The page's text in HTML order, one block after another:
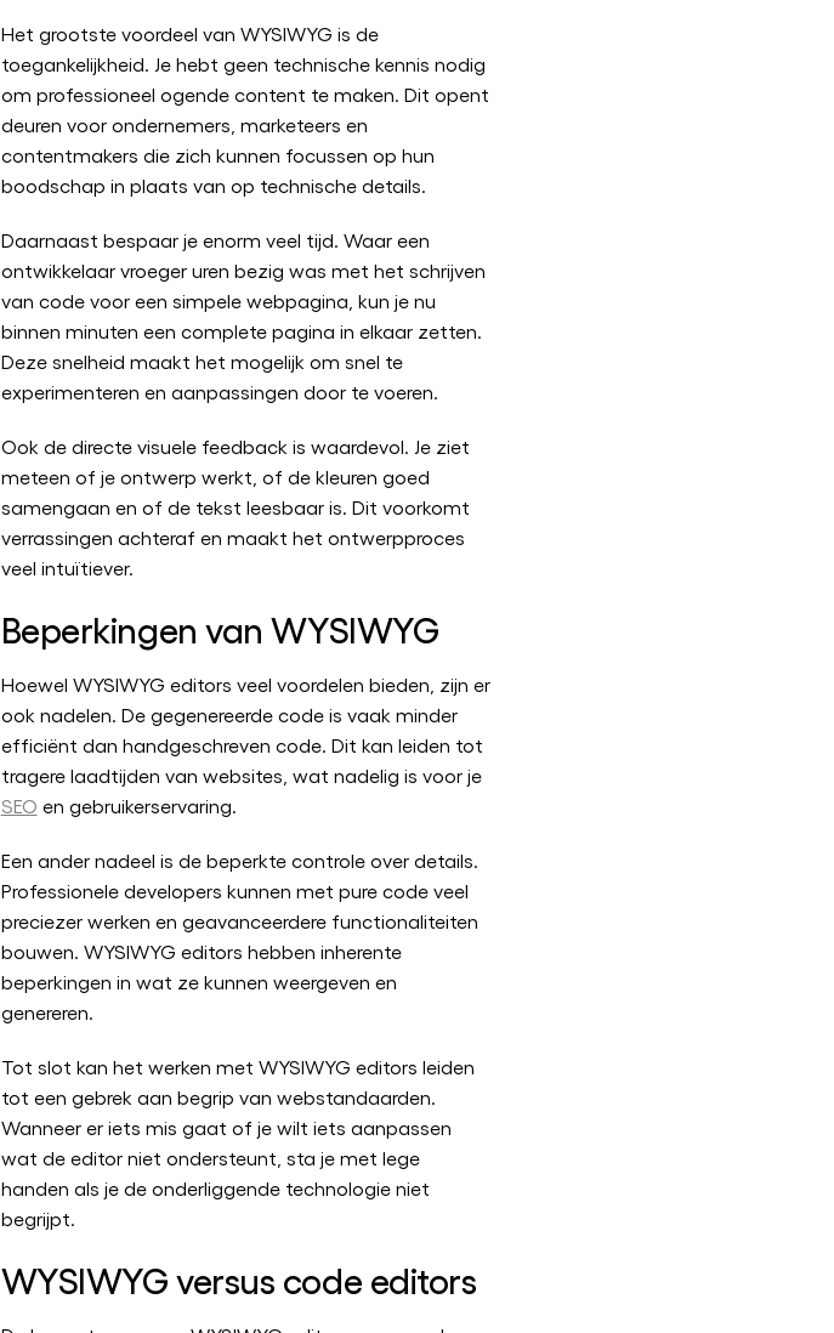
Het grootste voordeel van WYSIWYG is de
toegankelijkheid. Je hebt geen technische kennis nodig
om professioneel ogende content te maken. Dit opent
deuren voor ondernemers, marketeers en
contentmakers die zich kunnen focussen op hun
boodschap in plaats van op technische details.
Daarnaast bespaar je enorm veel tijd. Waar een
ontwikkelaar vroeger uren bezig was met het schrijven
van code voor een simpele webpagina, kun je nu
binnen minuten een complete pagina in elkaar zetten.
Deze snelheid maakt het mogelijk om snel te
experimenteren en aanpassingen door te voeren.
Ook de directe visuele feedback is waardevol. Je ziet
meteen of je ontwerp werkt, of de kleuren goed
samengaan en of de tekst leesbaar is. Dit voorkomt
verrassingen achteraf en maakt het ontwerpproces
veel intuïtiever.
Beperkingen van WYSIWYG
Hoewel WYSIWYG editors veel voordelen bieden, zijn er
ook nadelen. De gegenereerde code is vaak minder
efficiënt dan handgeschreven code. Dit kan leiden tot
tragere laadtijden van websites, wat nadelig is voor je
SEO en gebruikerservaring.
Een ander nadeel is de beperkte controle over details.
Professionele developers kunnen met pure code veel
preciezer werken en geavanceerdere functionaliteiten
bouwen. WYSIWYG editors hebben inherente
beperkingen in wat ze kunnen weergeven en
genereren.
Tot slot kan het werken met WYSIWYG editors leiden
tot een gebrek aan begrip van webstandaarden.
Wanneer er iets mis gaat of je wilt iets aanpassen
wat de editor niet ondersteunt, sta je met lege
handen als je de onderliggende technologie niet
begrijpt.
WYSIWYG versus code editors